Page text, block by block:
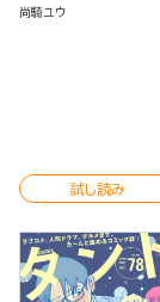
尚騎ユウ
試し読み